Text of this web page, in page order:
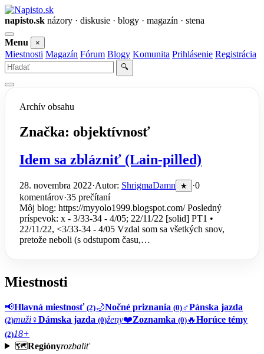
napisto.sk názory · diskusie · blogy · magazín · stena
Otvoriť
menu
Menu ×
Miestnosti Magazín Fórum Blogy Komunita Prihlásenie Registrácia
Vyhľadať
🔍
Archív obsahu
Značka: objektívnosť
Idem sa zblázniť (Lain-pilled)
28. novembra 2022·Autor: ShrigmaDamn ★ ·0
komentárov·35 prečítaní
Môj blog: https://myyolo1999.blogspot.com/ Posledný
príspevok: x - 3/33-34 - 4/05; 22/11/22 [solid] PT1 •
22/11/22, <3/33-34 - 4/05 Vzdal som sa všetkých snov,
pretože neboli (s odstupom času,…
Miestnosti
📢Hlavná miestnosť (2)🌙Nočné priznania (0)♂️Pánska jazda
(2)muži♀️Dámska jazda (0)ženy❤️Zoznamka (0) 🔥Horúce témy
(2)18+
🗺️Regiónyrozbaliť